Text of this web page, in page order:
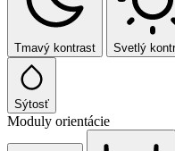
Tmavý kontrast Svetlý
Sýtosť
Moduly orientácie